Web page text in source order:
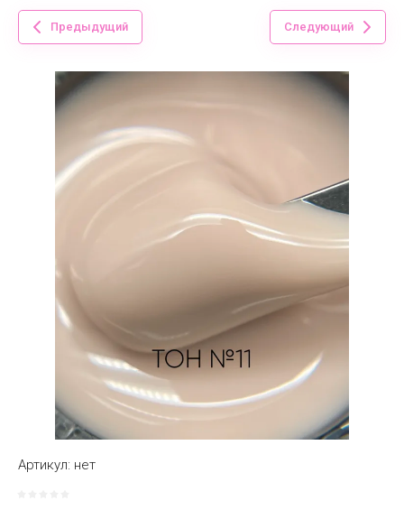
Предыдущий Следующий
Артикул: нет